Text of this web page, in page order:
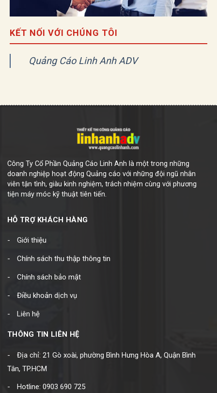
KẾT NỐI VỚI CHÚNG TÔI
Quảng Cáo Linh Anh ADV
Công Ty Cổ Phần Quảng Cáo Linh Anh là một trong những
doanh nghiệp hoạt động Quảng cáo với những đội ngũ nhân
viên tận tình, giàu kinh nghiệm, trách nhiệm cùng với phương
tiện máy móc kỹ thuật tiên tiến.
HỖ TRỢ KHÁCH HÀNG
Giới thiệu
Chính sách thu thập thông tin
Chính sách bảo mật
Điều khoản dịch vụ
Liên hệ
THÔNG TIN LIÊN HỆ
Địa chỉ: 21 Gò xoài, phường Bình Hưng Hòa A, Quận Bình
Tân, TP.HCM
Hotline: 0903 690 725